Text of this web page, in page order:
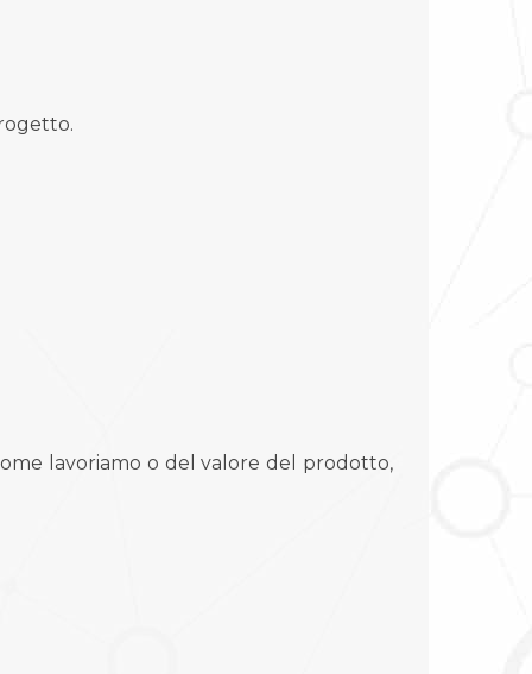
lavoriamo o del valore del prodotto,